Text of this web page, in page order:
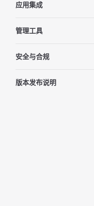
应用集成
管理工具
安全与合规
版本发布说明